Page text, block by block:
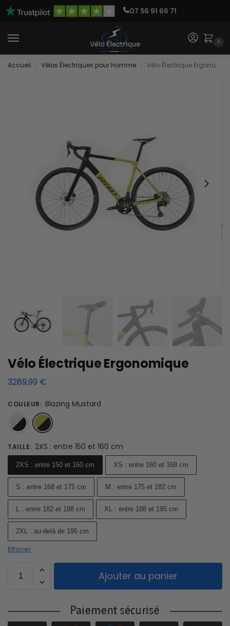
07 56 91 66 71
0
Accueil Vélos Électriques pour Homme Vélo Électrique Ergonomique
Vélo Électrique Ergonomique
3289,99 €
COULEUR: Blazing Mustard
TAILLE: 2XS : entre 150 et 160 cm
2XS : entre 150 et 160 cm XS : entre 160 et 168 cm
S : entre 168 et 175 cm M : entre 175 et 182 cm
L : entre 182 et 188 cm XL : entre 188 et 195 cm
2XL : au-delà de 195 cm
Effacer
Ajouter au panier